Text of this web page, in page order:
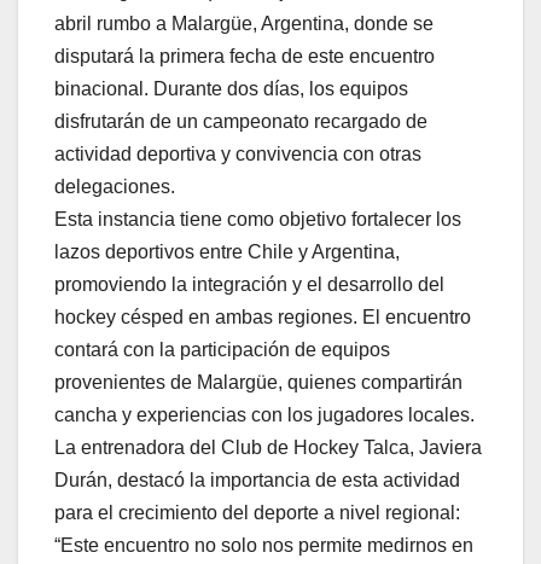
abril rumbo a Malargüe, Argentina, donde se
disputará la primera fecha de este encuentro
binacional. Durante dos días, los equipos
disfrutarán de un campeonato recargado de
actividad deportiva y convivencia con otras
delegaciones.
Esta instancia tiene como objetivo fortalecer los
lazos deportivos entre Chile y Argentina,
promoviendo la integración y el desarrollo del
hockey césped en ambas regiones. El encuentro
contará con la participación de equipos
provenientes de Malargüe, quienes compartirán
cancha y experiencias con los jugadores locales.
La entrenadora del Club de Hockey Talca, Javiera
Durán, destacó la importancia de esta actividad
para el crecimiento del deporte a nivel regional:
“Este encuentro no solo nos permite medirnos en